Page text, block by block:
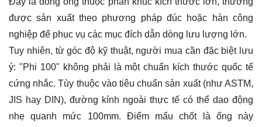
được sản xuất theo phương pháp đúc hoặc hàn công
nghiệp để phục vụ các mục đích dẫn dòng lưu lượng lớn.
Tuy nhiên, từ góc độ kỹ thuật, người mua cần đặc biệt lưu
ý: "Phi 100" không phải là một chuẩn kích thước quốc tế
cứng nhắc. Tùy thuộc vào tiêu chuẩn sản xuất (như ASTM,
JIS hay DIN), đường kính ngoài thực tế có thể dao động
nhẹ quanh mức 100mm. Điểm mấu chốt là ống này